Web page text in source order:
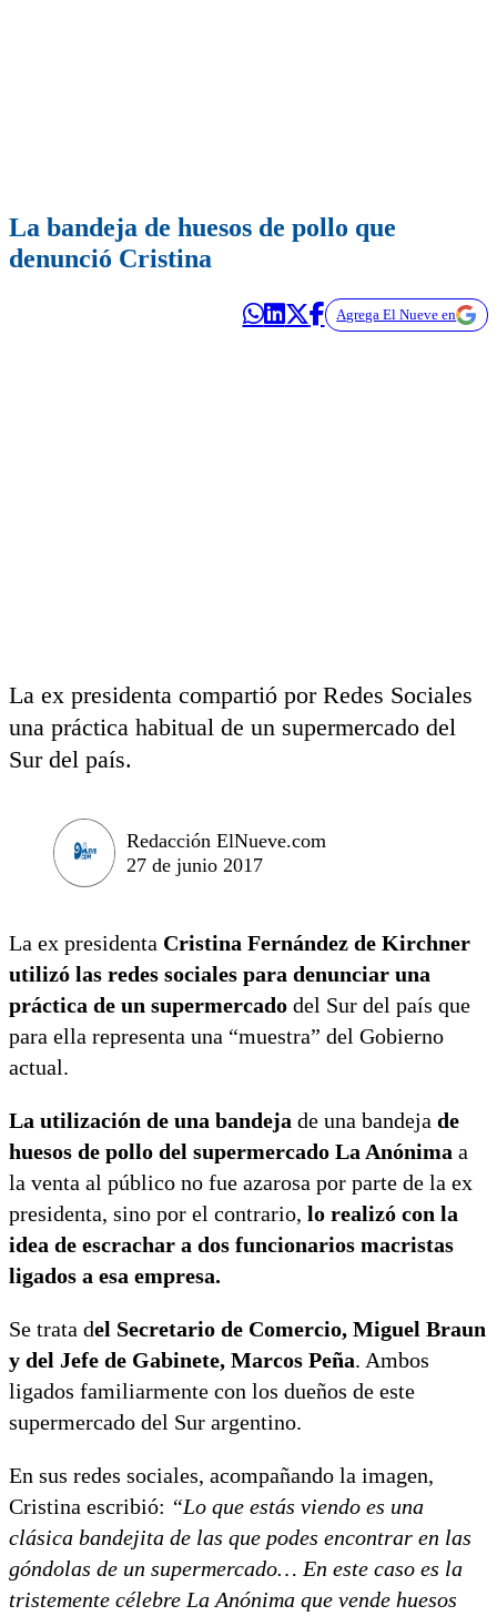
La bandeja de huesos de pollo que
denunció Cristina
Agrega El Nueve en
La ex presidenta compartió por Redes Sociales
una práctica habitual de un supermercado del
Sur del país.
Redacción ElNueve.com
27 de junio 2017
La ex presidenta Cristina Fernández de Kirchner
utilizó las redes sociales para denunciar una
práctica de un supermercado del Sur del país que
para ella representa una “muestra” del Gobierno
actual.
La utilización de una bandeja de una bandeja de
huesos de pollo del supermercado La Anónima a
la venta al público no fue azarosa por parte de la ex
presidenta, sino por el contrario, lo realizó con la
idea de escrachar a dos funcionarios macristas
ligados a esa empresa.
Se trata del Secretario de Comercio, Miguel Braun
y del Jefe de Gabinete, Marcos Peña. Ambos
ligados familiarmente con los dueños de este
supermercado del Sur argentino.
En sus redes sociales, acompañando la imagen,
Cristina escribió: “Lo que estás viendo es una
clásica bandejita de las que podes encontrar en las
góndolas de un supermercado… En este caso es la
tristemente célebre La Anónima que vende huesos